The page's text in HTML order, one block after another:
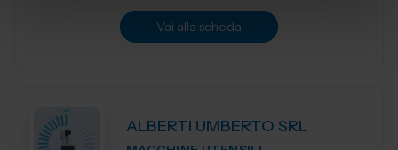
Vai alla scheda
ALBERTI UMBERTO SRL